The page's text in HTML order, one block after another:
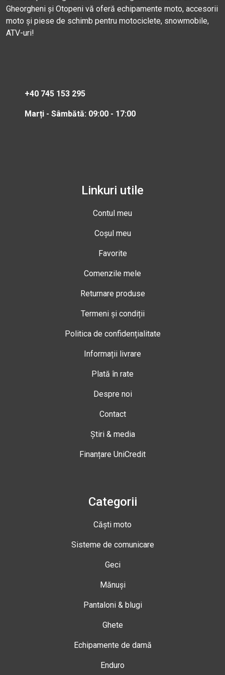
Gheorgheni și Otopeni vă oferă echipamente moto, accesorii
moto și piese de schimb pentru motociclete, snowmobile,
ATV-uri!
+40 745 153 295
Marți - Sâmbătă: 09:00 - 17:00
Linkuri utile
Contul meu
Coșul meu
Favorite
Comenzile mele
Returnare produse
Termeni și condiții
Politica de confidențialitate
Informații livrare
Plată în rate
Despre noi
Contact
Știri & media
Finanțare UniCredit
Categorii
Căști moto
Sisteme de comunicare
Geci
Mănuși
Pantaloni & blugi
Ghete
Echipamente de damă
Enduro